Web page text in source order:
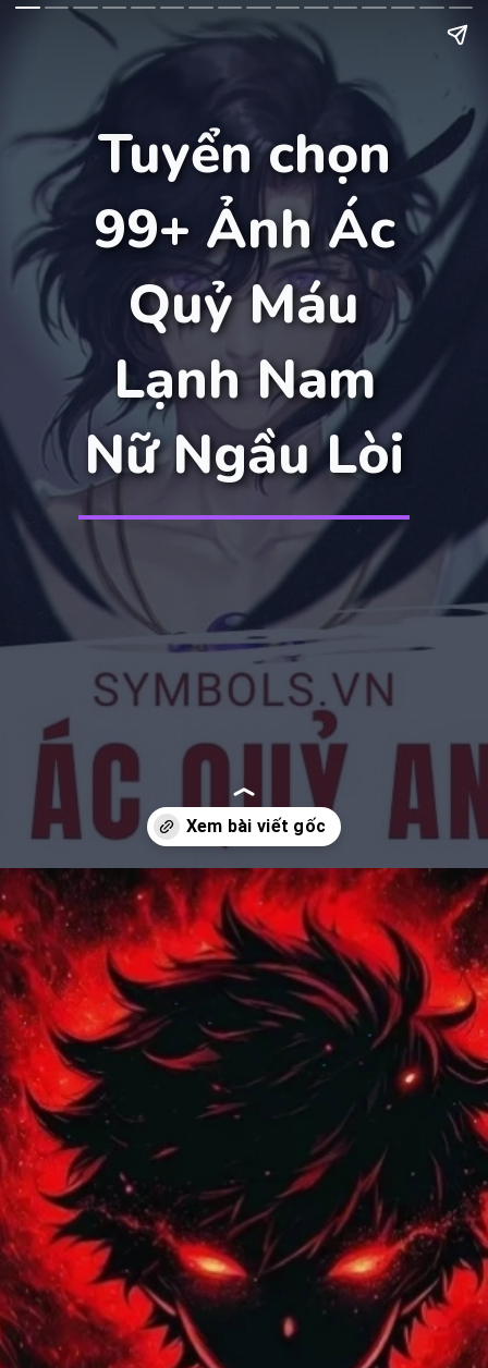
Tuyển chọn
99+ Ảnh Ác
Quỷ Máu
Lạnh Nam
Nữ Ngầu Lòi
Đang mở https://manhua.edu.vn/anh-ac-quy-mau-lanh